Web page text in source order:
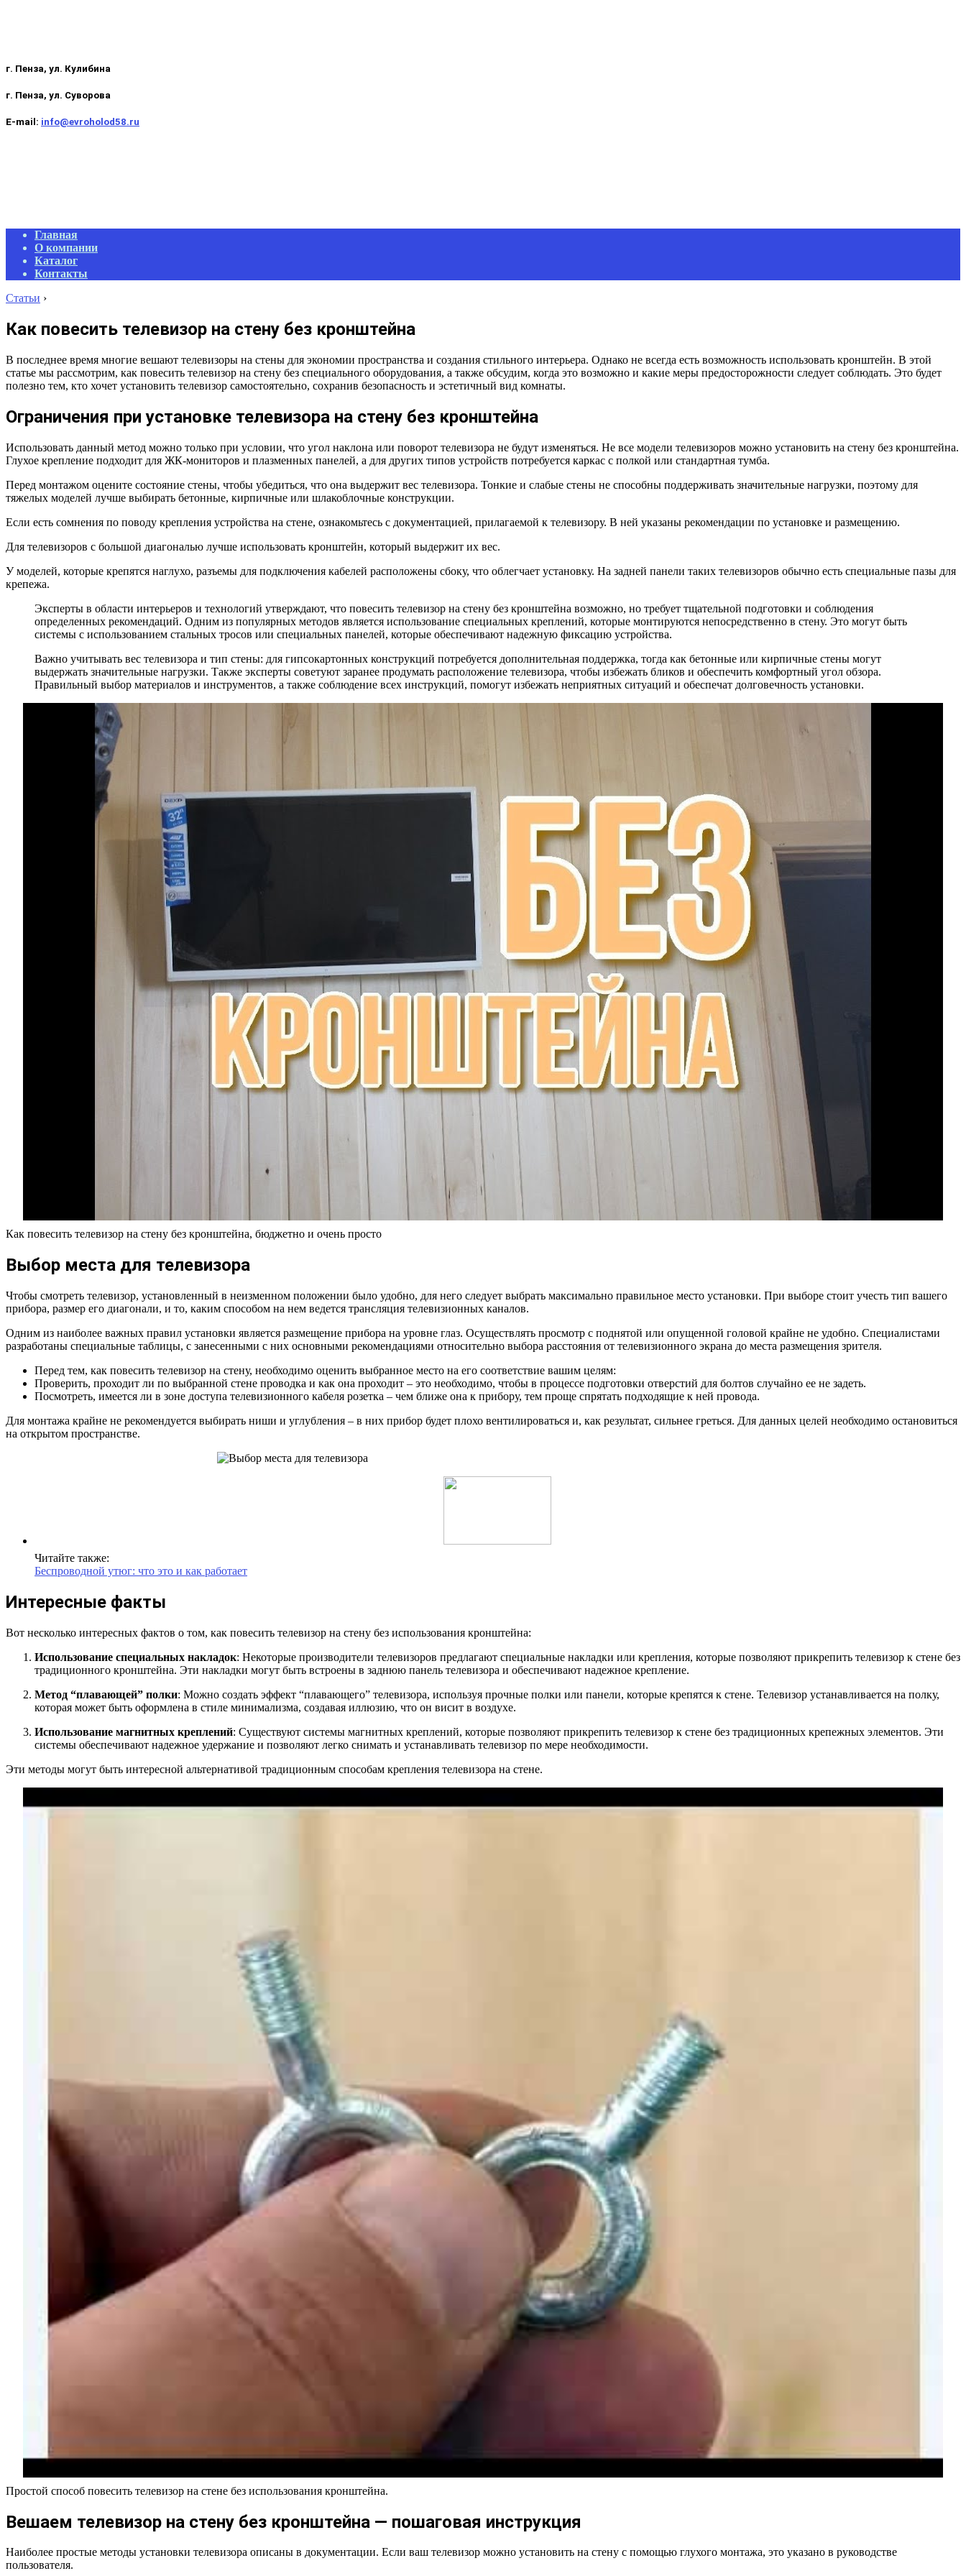
г. Пенза, ул. Кулибина
г. Пенза, ул. Суворова
E-mail: info@evroholod58.ru
Primary
Navigation
Menu
Главная
О компании
Каталог
Контакты
Статьи ›
Как повесить телевизор на стену без кронштейна
В последнее время многие вешают телевизоры на стены для экономии пространства и создания стильного интерьера. Однако не всегда есть возможность использовать кронштейн. В этой
статье мы рассмотрим, как повесить телевизор на стену без специального оборудования, а также обсудим, когда это возможно и какие меры предосторожности следует соблюдать. Это будет
полезно тем, кто хочет установить телевизор самостоятельно, сохранив безопасность и эстетичный вид комнаты.
Ограничения при установке телевизора на стену без кронштейна
Использовать данный метод можно только при условии, что угол наклона или поворот телевизора не будут изменяться. Не все модели телевизоров можно установить на стену без кронштейна.
Глухое крепление подходит для ЖК-мониторов и плазменных панелей, а для других типов устройств потребуется каркас с полкой или стандартная тумба.
Перед монтажом оцените состояние стены, чтобы убедиться, что она выдержит вес телевизора. Тонкие и слабые стены не способны поддерживать значительные нагрузки, поэтому для
тяжелых моделей лучше выбирать бетонные, кирпичные или шлакоблочные конструкции.
Если есть сомнения по поводу крепления устройства на стене, ознакомьтесь с документацией, прилагаемой к телевизору. В ней указаны рекомендации по установке и размещению.
Для телевизоров с большой диагональю лучше использовать кронштейн, который выдержит их вес.
У моделей, которые крепятся наглухо, разъемы для подключения кабелей расположены сбоку, что облегчает установку. На задней панели таких телевизоров обычно есть специальные пазы для
крепежа.
Эксперты в области интерьеров и технологий утверждают, что повесить телевизор на стену без кронштейна возможно, но требует тщательной подготовки и соблюдения
определенных рекомендаций. Одним из популярных методов является использование специальных креплений, которые монтируются непосредственно в стену. Это могут быть
системы с использованием стальных тросов или специальных панелей, которые обеспечивают надежную фиксацию устройства.
Важно учитывать вес телевизора и тип стены: для гипсокартонных конструкций потребуется дополнительная поддержка, тогда как бетонные или кирпичные стены могут
выдержать значительные нагрузки. Также эксперты советуют заранее продумать расположение телевизора, чтобы избежать бликов и обеспечить комфортный угол обзора.
Правильный выбор материалов и инструментов, а также соблюдение всех инструкций, помогут избежать неприятных ситуаций и обеспечат долговечность установки.
Как повесить телевизор на стену без кронштейна, бюджетно и очень просто
Выбор места для телевизора
Чтобы смотреть телевизор, установленный в неизменном положении было удобно, для него следует выбрать максимально правильное место установки. При выборе стоит учесть тип вашего
прибора, размер его диагонали, и то, каким способом на нем ведется трансляция телевизионных каналов.
Одним из наиболее важных правил установки является размещение прибора на уровне глаз. Осуществлять просмотр с поднятой или опущенной головой крайне не удобно. Специалистами
разработаны специальные таблицы, с занесенными с них основными рекомендациями относительно выбора расстояния от телевизионного экрана до места размещения зрителя.
Перед тем, как повесить телевизор на стену, необходимо оценить выбранное место на его соответствие вашим целям:
Проверить, проходит ли по выбранной стене проводка и как она проходит – это необходимо, чтобы в процессе подготовки отверстий для болтов случайно ее не задеть.
Посмотреть, имеется ли в зоне доступа телевизионного кабеля розетка – чем ближе она к прибору, тем проще спрятать подходящие к ней провода.
Для монтажа крайне не рекомендуется выбирать ниши и углубления – в них прибор будет плохо вентилироваться и, как результат, сильнее греться. Для данных целей необходимо остановиться
на открытом пространстве.
Читайте также:
Беспроводной утюг: что это и как работает
Интересные факты
Вот несколько интересных фактов о том, как повесить телевизор на стену без использования кронштейна:
Использование специальных накладок: Некоторые производители телевизоров предлагают специальные накладки или крепления, которые позволяют прикрепить телевизор к стене без
традиционного кронштейна. Эти накладки могут быть встроены в заднюю панель телевизора и обеспечивают надежное крепление.
Метод “плавающей” полки: Можно создать эффект “плавающего” телевизора, используя прочные полки или панели, которые крепятся к стене. Телевизор устанавливается на полку,
которая может быть оформлена в стиле минимализма, создавая иллюзию, что он висит в воздухе.
Использование магнитных креплений: Существуют системы магнитных креплений, которые позволяют прикрепить телевизор к стене без традиционных крепежных элементов. Эти
системы обеспечивают надежное удержание и позволяют легко снимать и устанавливать телевизор по мере необходимости.
Эти методы могут быть интересной альтернативой традиционным способам крепления телевизора на стене.
Простой способ повесить телевизор на стене без использования кронштейна.
Вешаем телевизор на стену без кронштейна — пошаговая инструкция
Наиболее простые методы установки телевизора описаны в документации. Если ваш телевизор можно установить на стену с помощью глухого монтажа, это указано в руководстве
пользователя.